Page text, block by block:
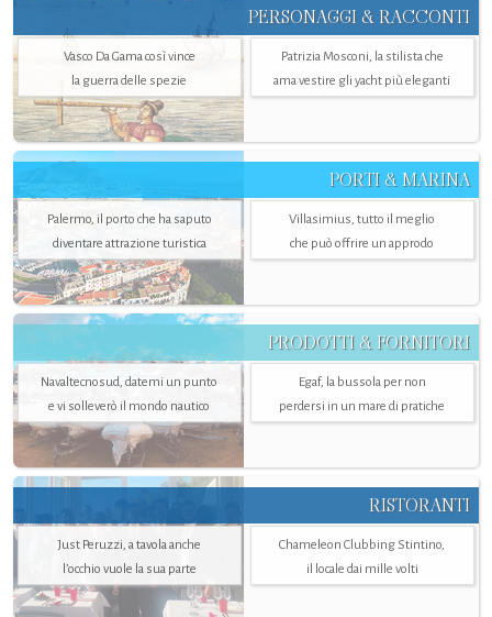
PERSONAGGI & RACCONTI
Vasco Da Gama così vince
la guerra delle spezie
Patrizia Mosconi, la stilista che
ama vestire gli yacht più eleganti
PORTI & MARINA
Palermo, il porto che ha saputo
diventare attrazione turistica
Villasimius, tutto il meglio
che può offrire un approdo
PRODOTTI & FORNITORI
Navaltecnosud, datemi un punto
e vi solleverò il mondo nautico
Egaf, la bussola per non
perdersi in un mare di pratiche
RISTORANTI
Just Peruzzi, a tavola anche
l’occhio vuole la sua parte
Chameleon Clubbing Stintino,
il locale dai mille volti